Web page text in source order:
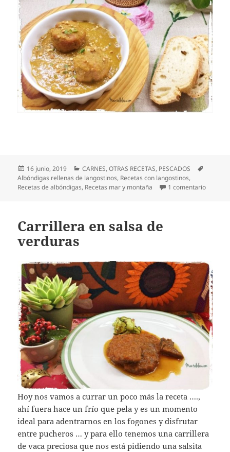
Publicado
el
16 junio, 2019 Categorías
CARNES,OTRAS RECETAS, PESCADOS
Albóndigas rellenas de langostinos, Recetas con langostinos,
Recetas de albóndigas, Recetas mar y montaña 1 comentarioen
Carrillera en salsa de
verduras
Hoy nos vamos a currar un poco más la receta ….,
ahí fuera hace un frío que pela y es un momento
ideal para adentrarnos en los fogones y disfrutar
entre pucheros … y para ello tenemos una carrillera
de vaca preciosa que nos está pidiendo una salsita